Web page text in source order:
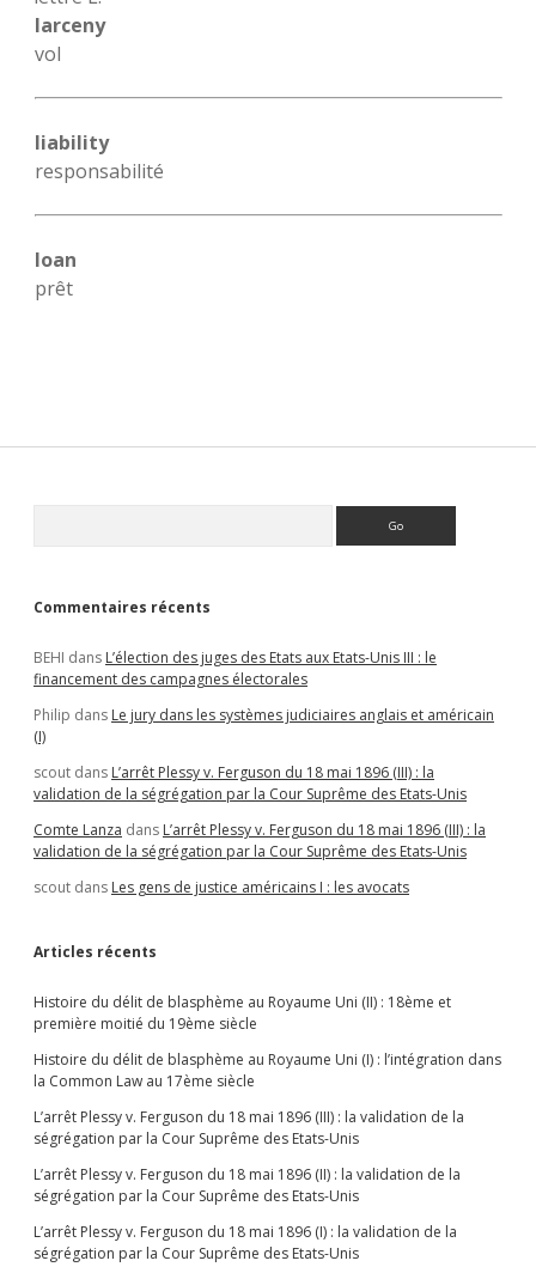
larceny
vol
liability
responsabilité
loan
prêt
Commentaires récents
BEHI dans L’élection des juges des Etats aux Etats-Unis III : le
financement des campagnes électorales
Philip dans Le jury dans les systèmes judiciaires anglais et américain
(I)
scout dans L’arrêt Plessy v. Ferguson du 18 mai 1896 (III) : la
validation de la ségrégation par la Cour Suprême des Etats-Unis
Comte Lanza dans L’arrêt Plessy v. Ferguson du 18 mai 1896 (III) : la
validation de la ségrégation par la Cour Suprême des Etats-Unis
scout dans Les gens de justice américains I : les avocats
Articles récents
Histoire du délit de blasphème au Royaume Uni (II) : 18ème et
première moitié du 19ème siècle
Histoire du délit de blasphème au Royaume Uni (I) : l’intégration dans
la Common Law au 17ème siècle
L’arrêt Plessy v. Ferguson du 18 mai 1896 (III) : la validation de la
ségrégation par la Cour Suprême des Etats-Unis
L’arrêt Plessy v. Ferguson du 18 mai 1896 (II) : la validation de la
ségrégation par la Cour Suprême des Etats-Unis
L’arrêt Plessy v. Ferguson du 18 mai 1896 (I) : la validation de la
ségrégation par la Cour Suprême des Etats-Unis